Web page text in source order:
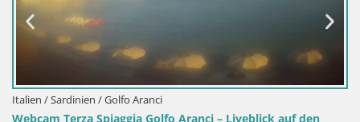
Italien / Sardinien / Golfo Aranci
Webcam Terza Spiaggia Golfo Aranci – Liveblick auf den